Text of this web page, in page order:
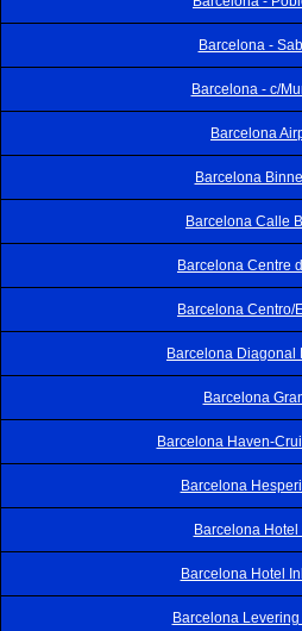
Barcelona -
Barcelona - c/
Barcelona
Barcelona
Barcelona Calle
Barcelona Centre
Barcelona Centro/
Barcelona Diagonal
Barcelona
Barcelona Haven-
Barcelona
Barcelona Hotel
Barcelona Hotel
Barcelona